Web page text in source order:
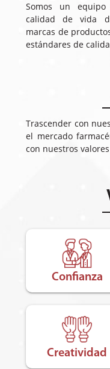
Somos un
calidad de vida
marcas de
estándares de
Trascender con
el mercado
con nuestros valores
Confianza
Creatividad